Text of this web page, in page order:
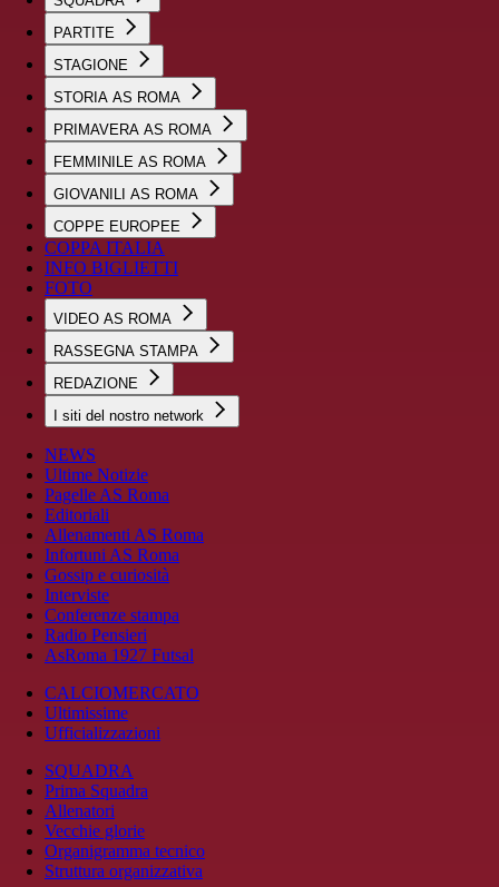
PARTITE
STAGIONE
STORIA AS ROMA
PRIMAVERA AS ROMA
FEMMINILE AS ROMA
GIOVANILI AS ROMA
COPPE EUROPEE
COPPA ITALIA
INFO BIGLIETTI
FOTO
VIDEO AS ROMA
RASSEGNA STAMPA
REDAZIONE
I siti del nostro network
NEWS
Ultime Notizie
Pagelle AS Roma
Editoriali
Allenamenti AS Roma
Infortuni AS Roma
Gossip e curiosità
Interviste
Conferenze stampa
Radio Pensieri
AsRoma 1927 Futsal
CALCIOMERCATO
Ultimissime
Ufficializzazioni
SQUADRA
Prima Squadra
Allenatori
Vecchie glorie
Organigramma tecnico
Struttura organizzativa